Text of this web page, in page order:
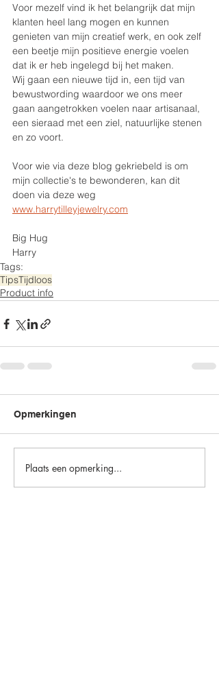
Voor mezelf vind ik het belangrijk dat mijn
klanten heel lang mogen en kunnen
genieten van mijn creatief werk, en ook zelf
een beetje mijn positieve energie voelen
dat ik er heb ingelegd bij het maken.
Wij gaan een nieuwe tijd in, een tijd van
bewustwording waardoor we ons meer
gaan aangetrokken voelen naar artisanaal,
een sieraad met een ziel, natuurlijke stenen
en zo voort.
Voor wie via deze blog gekriebeld is om
mijn collectie's te bewonderen, kan dit
doen via deze weg
www.harrytilleyjewelry.com
Big Hug
Harry
Tags:
TipsTijdloos
Product info
Opmerkingen
Plaats een opmerking...